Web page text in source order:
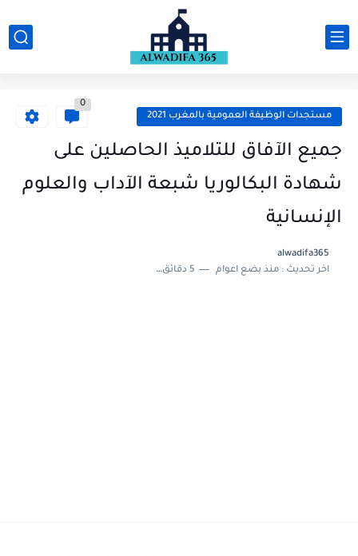
مستجدات الوظيفة العمومية بالمغرب 2021
0
جميع الآفاق للتلاميذ الحاصلين على
شهادة البكالوريا شبعة الآداب والعلوم
الإنسانية
alwadifa365
اخر تحديث :منذ بضع اعوام 5 دقائق للقراءة